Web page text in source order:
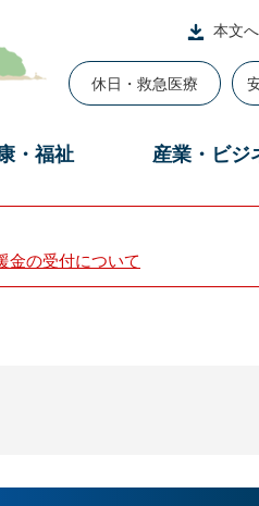
本文へ
休日・救急医療
・福祉 産業・ビジ
金の受付について